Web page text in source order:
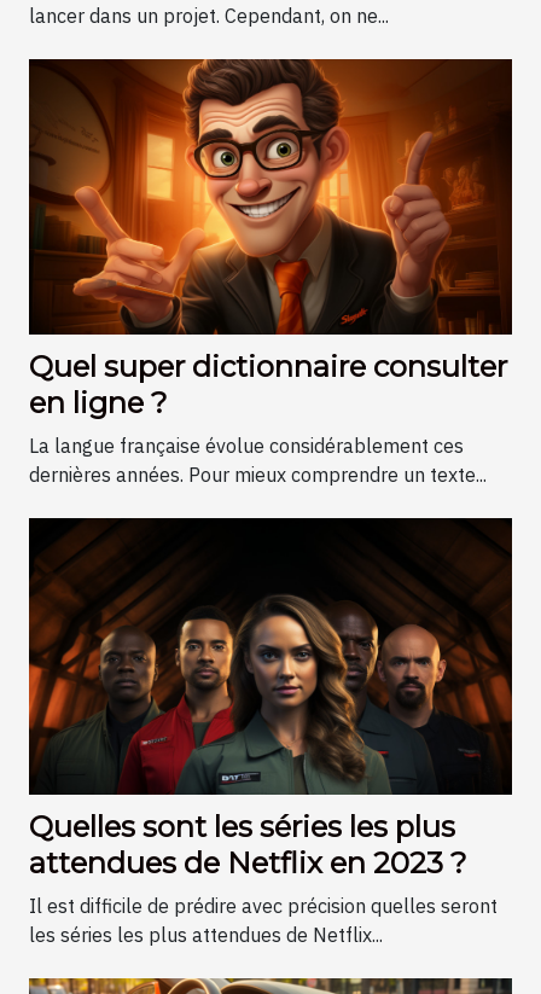
lancer dans un projet. Cependant, on ne...
Quel super dictionnaire consulter
en ligne ?
La langue française évolue considérablement ces
dernières années. Pour mieux comprendre un texte...
Quelles sont les séries les plus
attendues de Netflix en 2023 ?
Il est difficile de prédire avec précision quelles seront
les séries les plus attendues de Netflix...